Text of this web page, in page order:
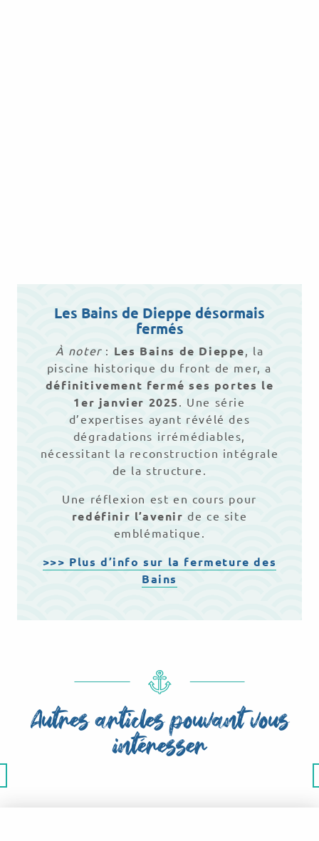
Les Bains de Dieppe désormais
fermés
À noter: Les Bains de Dieppe, la
piscine historique du front de mer, a
définitivement fermé ses portes le
1er janvier 2025 . Une série
d’expertises ayant révélé des
dégradations irrémédiables,
nécessitant la reconstruction intégrale
de la structure.
Une réflexion est en cours pour
redéfinir l’avenir de ce site
emblématique.
>>> Plus d’info sur la fermeture des
Bains
Autres articles pouvant vous
intéresser